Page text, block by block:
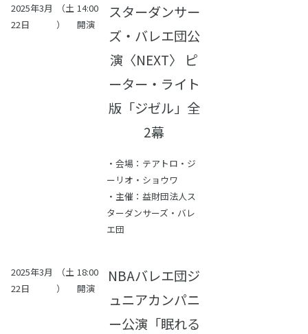
2025年3月
22日
（土
）
14:00
開演
スターダンサー
ズ・バレエ団公
演〈NEXT〉 ピ
ーター・ライト
版「ジゼル」全
2幕
・会場：テアトロ・ジ
ーリオ・ショウワ
・主催：益財団法人ス
ターダンサーズ・バレ
エ団
2025年3月
22日
（土
）
18:00
開演
NBAバレエ団ジ
ュニアカンパニ
ー公演「眠れる